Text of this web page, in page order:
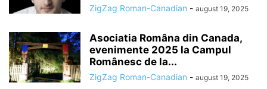
ZigZag Roman-Canadian - august 19, 2025
Asociatia Româna din Canada,
evenimente 2025 la Campul
Românesc de la...
ZigZag Roman-Canadian - august 19, 2025